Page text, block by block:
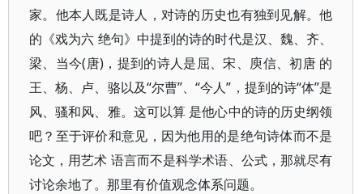
家。他本人既是诗人，对诗的历史也有独到见解。他
的《戏为六 绝句》中提到的诗的时代是汉、魏、齐、
梁、当今(唐)，提到的诗人是屈、宋、庾信、初唐 的
王、杨、卢、骆以及“尔曹”、“今人”，提到的诗“体”是
风、骚和风、雅。这可以算 是他心中的诗的历史纲领
吧？至于评价和意见，因为他用的是绝句诗体而不是
论文，用艺术 语言而不是科学术语、公式，那就尽有
讨论余地了。那里有价值观念体系问题。